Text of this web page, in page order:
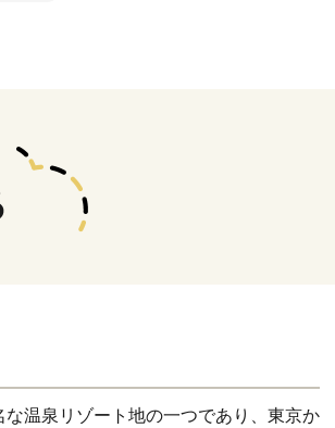
温泉リゾート地の一つであり、東京か